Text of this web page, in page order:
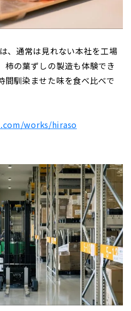
、通常は見れない本社を工場
柿の葉ずしの製造も体験でき
間馴染ませた味を食べ比べで
works/hiraso